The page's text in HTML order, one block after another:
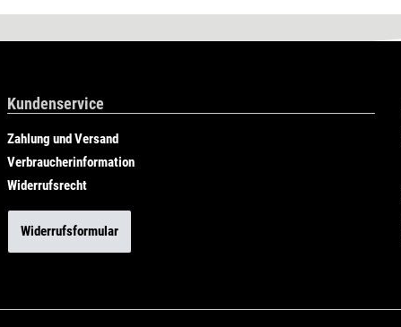
Kundenservice
Zahlung und Versand
Verbraucherinformation
Widerrufsrecht
Widerrufsformular